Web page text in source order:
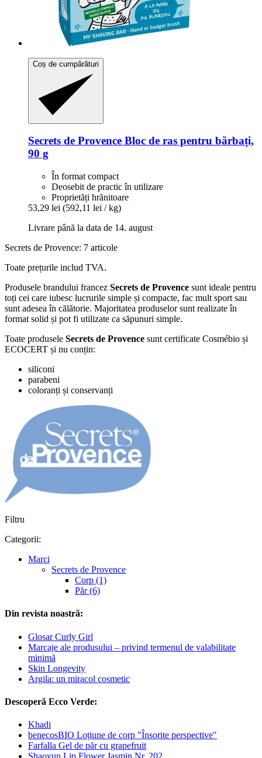
Coș de cumpărături
Secrets de Provence Bloc de ras pentru bărbați,
90 g
În format compact
Deosebit de practic în utilizare
Proprietăți hrănitoare
53,29 lei (592,11 lei / kg)
Livrare până la data de 14. august
Secrets de Provence: 7 articole
Toate prețurile includ TVA.
Produsele brandului francez Secrets de Provence sunt ideale pentru
toți cei care iubesc lucrurile simple și compacte, fac mult sport sau
sunt adesea în călătorie. Majoritatea produselor sunt realizate în
format solid și pot fi utilizate ca săpunuri simple.
Toate produsele Secrets de Provence sunt certificate Cosmébio și
ECOCERT și nu conțin:
siliconi
parabeni
coloranți și conservanți
Filtru
Categorii:
Marci
Secrets de Provence
Corp (1)
Păr (6)
Din revista noastră:
Glosar Curly Girl
Marcaje ale produsului – privind termenul de valabilitate
minimă
Skin Longevity
Argila: un miracol cosmetic
Descoperă Ecco Verde:
Khadi
benecosBIO Loțiune de corp "Însorite perspective"
Farfalla Gel de păr cu grapefruit